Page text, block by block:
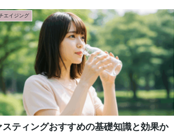
エイジング
スティングおすすめの基礎知識と効果か